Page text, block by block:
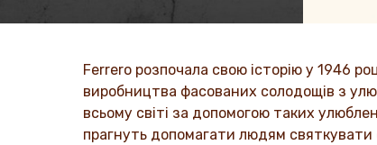
ДІЗНАЙТЕСЯ БІЛЬШЕ
Ferrero розпочала свою історію у 1946
виробництва фасованих солодощів з
всьому світі за допомогою таких
прагнуть допомагати людям святкувати